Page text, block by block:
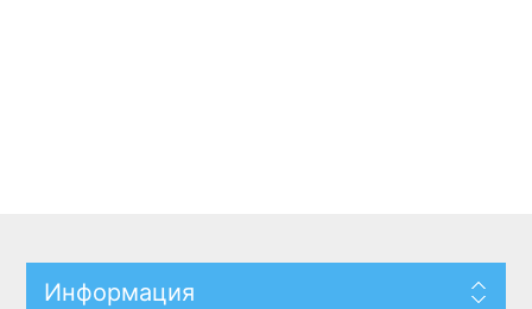
Информация